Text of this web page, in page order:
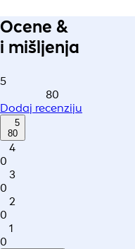
Ocene &
i mišljenja
5
80
Dodaj recenziju
5
80
4
0
3
0
2
0
1
0